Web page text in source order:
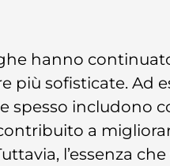
hanno
più sofisticate. Ad
spesso includono
a
l’essenza